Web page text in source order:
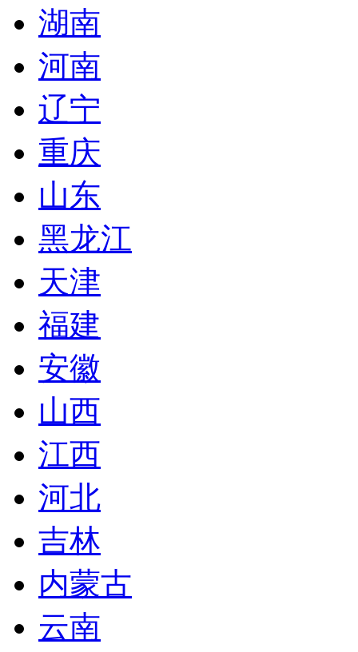
湖南
河南
辽宁
重庆
山东
黑龙江
天津
福建
安徽
山西
江西
河北
吉林
内蒙古
云南